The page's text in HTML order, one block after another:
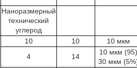
Наноразмерный
технический
углерод
10 10
10 мкм
4
14
10 мкм
30 мкм